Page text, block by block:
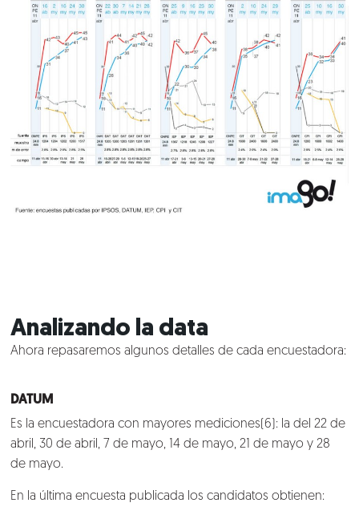
Analizando la data
Ahora repasaremos algunos detalles de cada encuestadora:
DATUM
Es la encuestadora con mayores mediciones(6): la del 22 de
abril, 30 de abril, 7 de mayo, 14 de mayo, 21 de mayo y 28
de mayo.
En la última encuesta publicada los candidatos obtienen: